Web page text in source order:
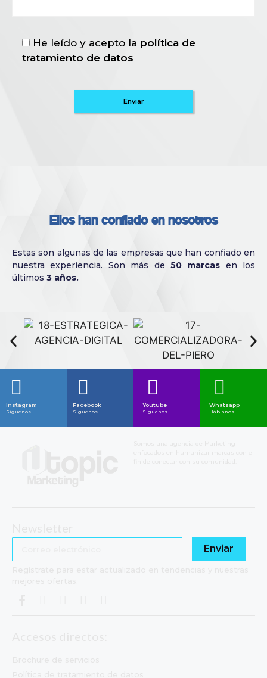
He leído y acepto la política de
tratamiento de datos
Ellos han confiado en nosotros
Estas son algunas de las empresas que han confiado en
nuestra experiencia. Son más de 50 marcas en los
últimos 3 años.
Instagram
Síguenos
Facebook
Síguenos
Youtube
Síguenos
Whatsapp
Háblanos
Enviar